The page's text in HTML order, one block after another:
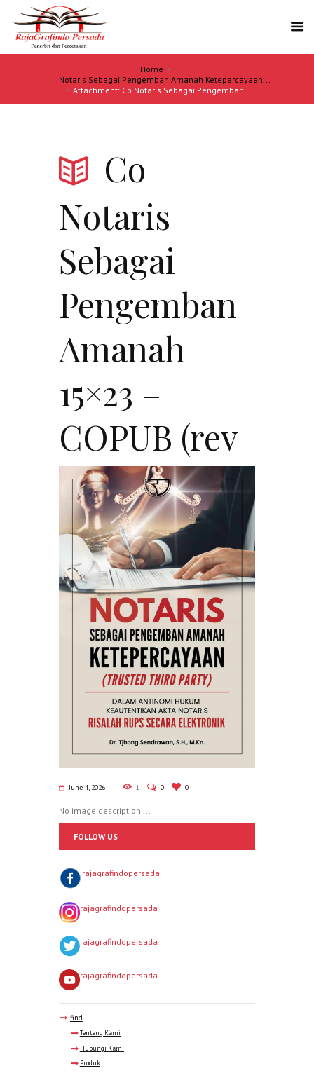
Home
Notaris Sebagai Pengemban Amanah Ketepercayaan...
Attachment: Co Notaris Sebagai Pengemban...
Co
Notaris
Sebagai
Pengemban
Amanah
15×23 –
COPUB (rev
June 4, 2026 1 0 0
No image description ...
FOLLOW US
rajagrafindopersada
rajagrafindopersada
rajagrafindopersada
rajagrafindopersada
find
Tentang Kami
Hubungi Kami
Produk